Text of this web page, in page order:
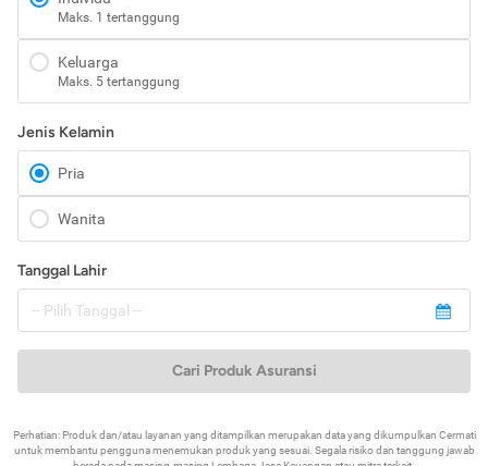
Maks. 1 tertanggung
Keluarga
Maks. 5 tertanggung
Jenis Kelamin
Pria
Wanita
Tanggal Lahir
Cari Produk Asuransi
Perhatian: Produk dan/atau layanan yang ditampilkan merupakan data yang dikumpulkan Cermati
untuk membantu pengguna menemukan produk yang sesuai. Segala risiko dan tanggung jawab